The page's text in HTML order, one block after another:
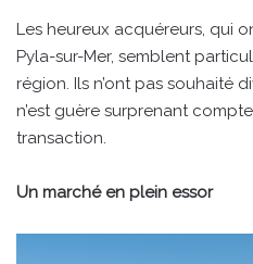
Les heureux acquéreurs, qui
Pyla-sur-Mer, semblent
région. Ils n’ont pas souhaité
n’est guère surprenant
transaction.
Un marché en plein essor